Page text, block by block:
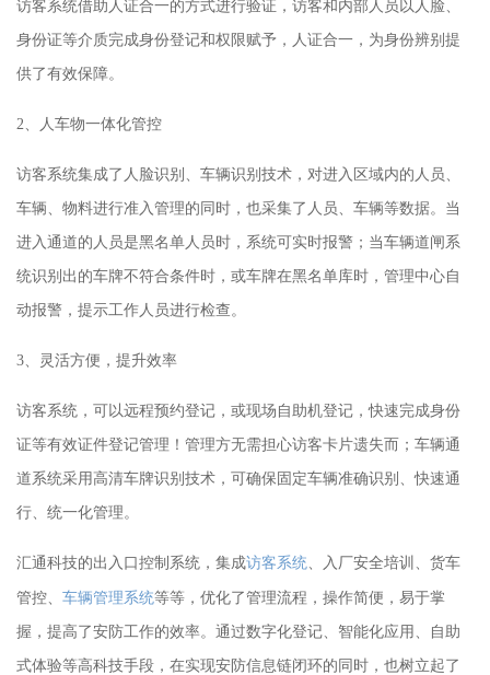
访客系统借助人证合一的方式进行验证，访客和内部人员以人脸、
身份证等介质完成身份登记和权限赋予，人证合一，为身份辨别提
供了有效保障。
2、 人车物一体化管控
访客系统集成了人脸识别、车辆识别技术，对进入区域内的人员、
车辆、物料进行准入管理的同时，也采集了人员、车辆等数据。当
进入通道的人员是黑名单人员时，系统可实时报警；当车辆道闸系
统识别出的车牌不符合条件时，或车牌在黑名单库时，管理中心自
动报警，提示工作人员进行检查。
3、 灵活方便，提升效率
访客系统，可以远程预约登记，或现场自助机登记，快速完成身份
证等有效证件登记管理！管理方无需担心访客卡片遗失而；车辆通
道系统采用高清车牌识别技术，可确保固定车辆准确识别、快速通
行、统一化管理。
汇通科技的出入口控制系统，集成访客系统、入厂安全培训、货车
管控、 车辆管理系统等等，优化了管理流程，操作简便，易于掌
握，提高了安防工作的效率。通过数字化登记、智能化应用、自助
式体验等高科技手段，在实现安防信息链闭环的同时，也树立起了